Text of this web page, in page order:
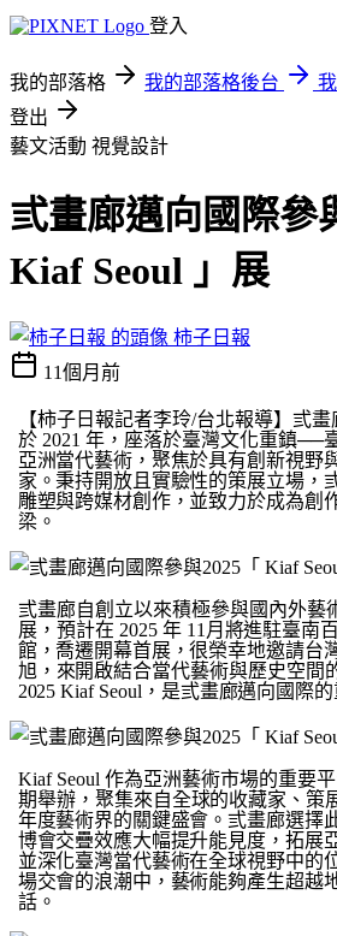
登入
我的部落格 我的部落格後台
登出
藝文活動 視覺設計
弎畫廊邁向國際參
Kiaf Seoul 」展
柿子日報
11個月前
【柿子日報記者李玲/台北報導】弎畫
於2021 年，座落於臺灣文化重鎮──
亞洲當代藝術，聚焦於具有創新視野
家。秉持開放且實驗性的策展立場，
雕塑與跨媒材創作，並致力於成為創
梁。
弎畫廊自創立以來積極參與國內外藝
展，預計在 2025 年11 月將進駐臺南
館，喬遷開幕首展，很榮幸地邀請台
旭，來開啟結合當代藝術與歷史空間
2025 Kiaf Seoul ，是弎畫廊邁向國際的
Kiaf Seoul 作為亞洲藝術市場的重要
期舉辦，聚集來自全球的收藏家、策
年度藝術界的關鍵盛會。弎畫廊選擇
博會交疊效應大幅提升能見度，拓展
並深化臺灣當代藝術在全球視野中的
場交會的浪潮中，藝術能夠產生超越
話。